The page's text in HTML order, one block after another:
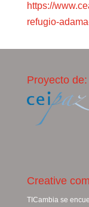
https://
refugio-
Proyecto de:
Creative
TICambia se